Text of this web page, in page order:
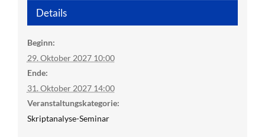
Details
Beginn:
29. Oktober 2027 10:00
Ende:
31. Oktober 2027 14:00
Veranstaltungskategorie:
Skriptanalyse-Seminar